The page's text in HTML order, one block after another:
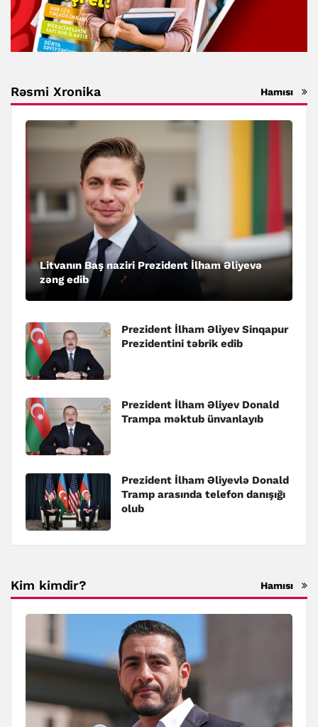
Rəsmi Xronika Hamısı
Litvanın Baş naziri Prezident İlham Əliyevə
zəng edib
Prezident İlham Əliyev Sinqapur
Prezidentini təbrik edib
Prezident İlham Əliyev Donald
Trampa məktub ünvanlayıb
Prezident İlham Əliyevlə Donald
Tramp arasında telefon danışığı
olub
Kim kimdir? Hamısı